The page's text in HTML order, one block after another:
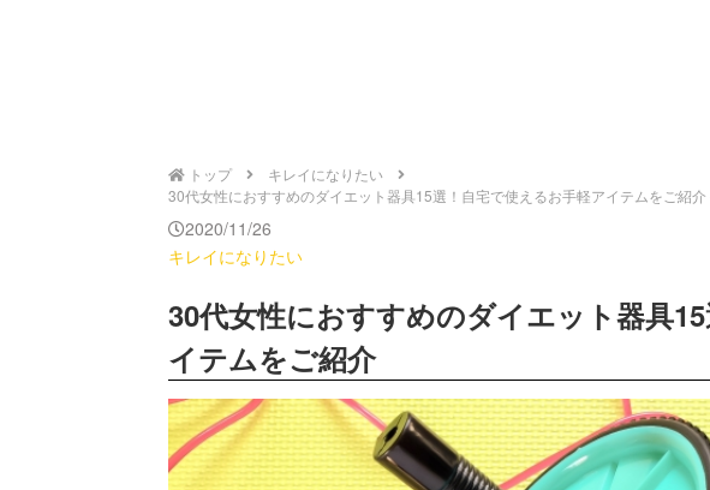
トップ
キレイになりたい
30代女性におすすめのダイエット器具15選！自宅で使えるお手軽アイテムをご紹
2020/11/26
キレイになりたい
30代女性におすすめのダイエット器具
イテムをご紹介